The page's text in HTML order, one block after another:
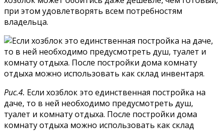
при этом удовлетворять всем потребностям
владельца.
Рис.4. Если хозблок это единственная постройка на
даче, то в ней необходимо предусмотреть душ,
туалет и комнату отдыха. После постройки дома
комнату отдыха можно использовать как склад